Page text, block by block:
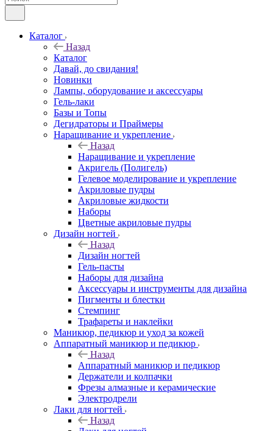
Каталог
Назад
Каталог
Давай, до свидания!
Новинки
Лампы, оборудование и аксессуары
Гель-лаки
Базы и Топы
Дегидраторы и Праймеры
Наращивание и укрепление
Назад
Наращивание и укрепление
Акригель (Полигель)
Гелевое моделирование и укрепление
Акриловые пудры
Акриловые жидкости
Наборы
Цветные акриловые пудры
Дизайн ногтей
Назад
Дизайн ногтей
Гель-пасты
Наборы для дизайна
Аксессуары и инструменты для дизайна
Пигменты и блестки
Стемпинг
Трафареты и наклейки
Маникюр, педикюр и уход за кожей
Аппаратный маникюр и педикюр
Назад
Аппаратный маникюр и педикюр
Держатели и колпачки
Фрезы алмазные и керамические
Электродрели
Лаки для ногтей
Назад